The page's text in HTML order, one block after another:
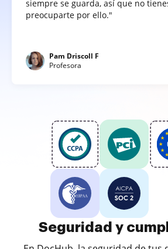
siempre se guarda, así que no
preocuparte por ello."
Pam Driscoll F
Profesora
Seguridad y